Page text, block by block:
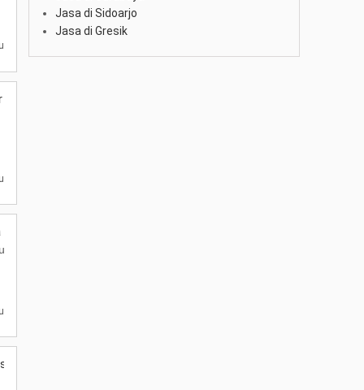
Armada JB5 Jetbus 5 Tipe
No. 284, Ngatup, Kambingan, Kec. Pagu, Kabupaten
Terdekat
Jasa di Sidoarjo
Jasa di Gresik